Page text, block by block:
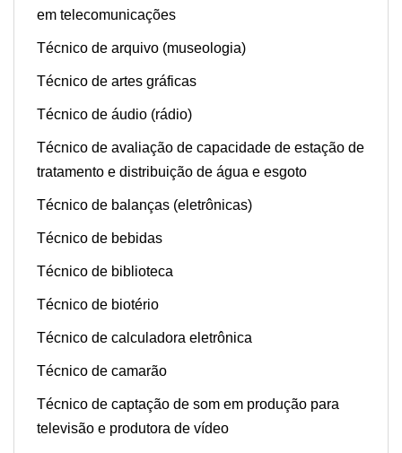
em telecomunicações
Técnico de arquivo (museologia)
Técnico de artes gráficas
Técnico de áudio (rádio)
Técnico de avaliação de capacidade de estação de
tratamento e distribuição de água e esgoto
Técnico de balanças (eletrônicas)
Técnico de bebidas
Técnico de biblioteca
Técnico de biotério
Técnico de calculadora eletrônica
Técnico de camarão
Técnico de captação de som em produção para
televisão e produtora de vídeo